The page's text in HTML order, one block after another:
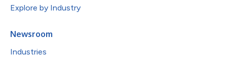
Explore by Industry
Newsroom
Industries